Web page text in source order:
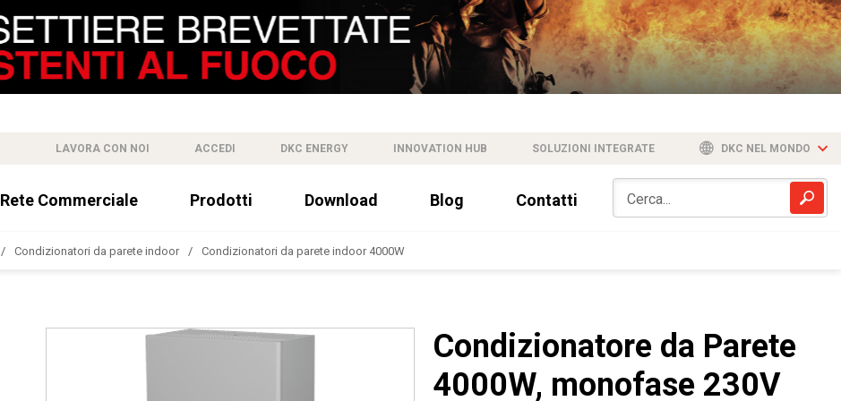
LAVORA CON NOI ACCEDI DKC ENERGY INNOVATION HUB SOLUZIONI INTEGRATE DKC NEL MONDO
Rete Commerciale Prodotti Download Blog Contatti
Condizionatori da parete indoor Condizionatori da parete indoor 4000W
Condizionatore da Parete
4000W, monofase 230V